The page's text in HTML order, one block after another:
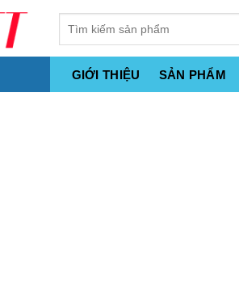
GIỚI THIỆU SẢN PHẨM